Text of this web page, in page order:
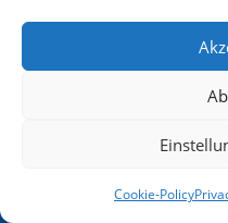
Cookie-Policy